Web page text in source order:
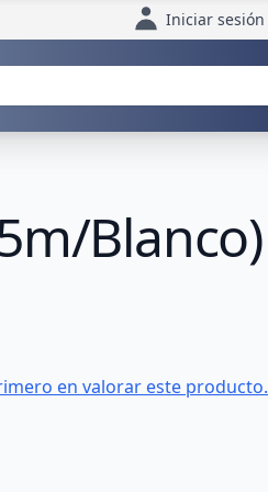
Iniciar sesión
Blanco)
en valorar este producto.